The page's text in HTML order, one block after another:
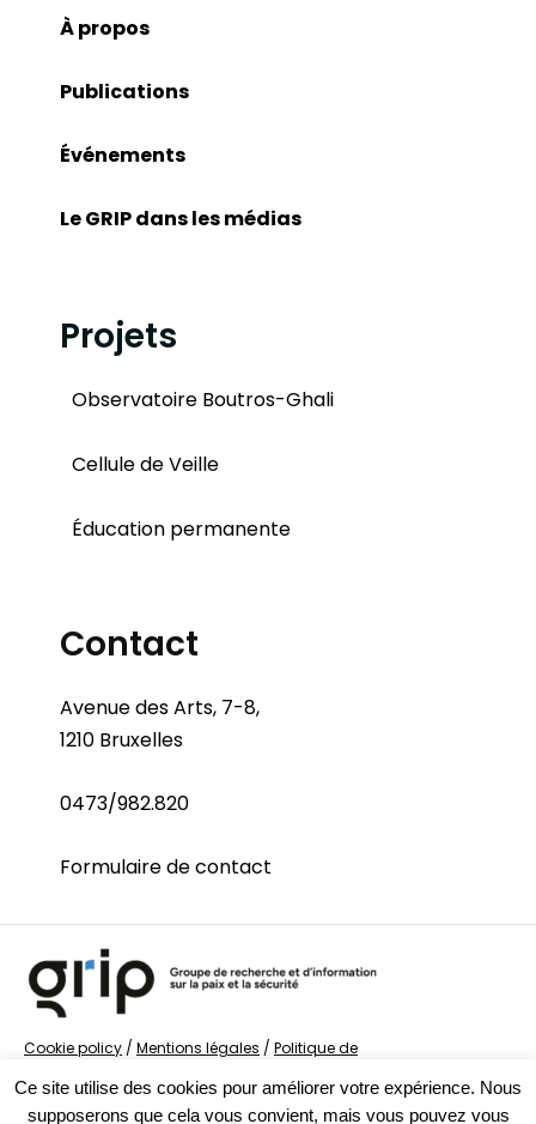
À propos
Publications
Événements
Le GRIP dans les médias
Projets
Observatoire Boutros-Ghali
Cellule de Veille
Éducation permanente
Contact
Avenue des Arts, 7-8,
1210 Bruxelles
0473/982.820
Formulaire de contact
Cookie policy / Mentions légales / Politique de
la Sécurité
Ce site utilise des cookies pour améliorer votre expérience. Nous
supposerons que cela vous convient, mais vous pouvez vous